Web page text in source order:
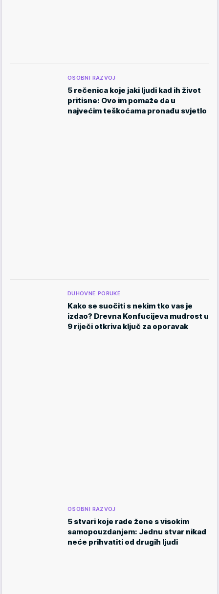
OSOBNI RAZVOJ
5 rečenica koje jaki ljudi kad ih život
pritisne: Ovo im pomaže da u
najvećim teškoćama pronađu svjetlo
DUHOVNE PORUKE
Kako se suočiti s nekim tko vas je
izdao? Drevna Konfucijeva mudrost u
9 riječi otkriva ključ za oporavak
OSOBNI RAZVOJ
5 stvari koje rade žene s visokim
samopouzdanjem: Jednu stvar nikad
neće prihvatiti od drugih ljudi